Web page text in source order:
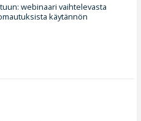
webinaari vaihtelevasta
käytännön